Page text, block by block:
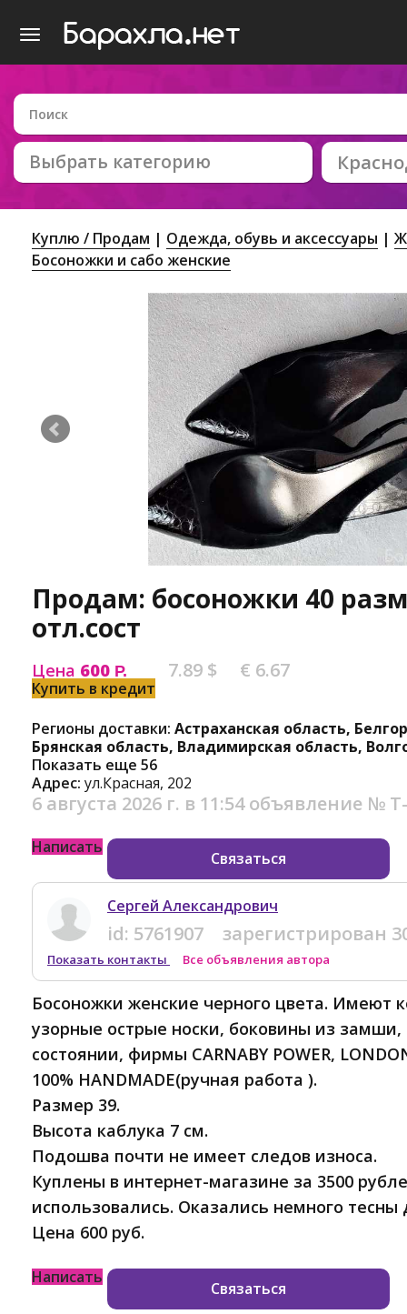
Выбрать категорию
Куплю / Продам Одежда, обувь и аксессуары
Босоножки и сабо женские
Продам: босоножки 40
отл.сост
Цена 600 Р. 7.89 $ € 6.67
Купить в кредит
Регионы доставки: Астраханская область,
Брянская область, Владимирская область,
Показать еще 56
Адрес: ул.Красная, 202
6 августа 2026 г. в 11:54объявление №
Написать
Связаться
Сергей Александрович
id: 5761907 зарегистрирован
Показать контакты Все объявления автора
Босоножки женские черного цвета. Имеют
узорные острые носки, боковины из
состоянии, фирмы CARNABY POWER,
100% HANDMADE(ручная работа ).
Размер 39.
Высота каблука 7 см.
Подошва почти не имеет следов износа.
Куплены в интернет-магазине за 3500
использовались. Оказались немного тесны
Цена 600 руб.
Написать
Связаться